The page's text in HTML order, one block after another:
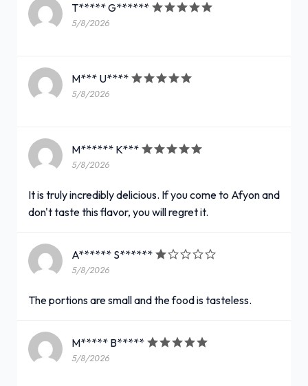
T***** G******
5/8/2026
M*** U****
5/8/2026
M****** K***
5/8/2026
It is truly incredibly delicious. If you come to Afyon and
don't taste this flavor, you will regret it.
A****** S******
5/8/2026
The portions are small and the food is tasteless.
M***** B*****
5/8/2026